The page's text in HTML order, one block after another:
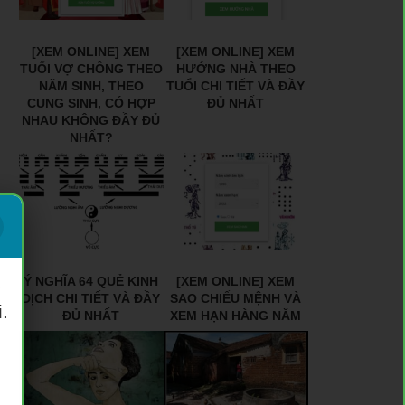
[XEM ONLINE] XEM
TUỔI VỢ CHỒNG THEO
NĂM SINH, THEO
CUNG SINH, CÓ HỢP
NHAU KHÔNG ĐẦY ĐỦ
NHẤT?
[XEM ONLINE] XEM
HƯỚNG NHÀ THEO
TUỔI CHI TIẾT VÀ ĐẦY
ĐỦ NHẤT
Ý NGHĨA 64 QUẺ KINH
DỊCH CHI TIẾT VÀ ĐẦY
ĐỦ NHẤT
[XEM ONLINE] XEM
SAO CHIẾU MỆNH VÀ
XEM HẠN HÀNG NĂM